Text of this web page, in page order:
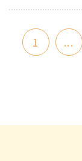
1 ...